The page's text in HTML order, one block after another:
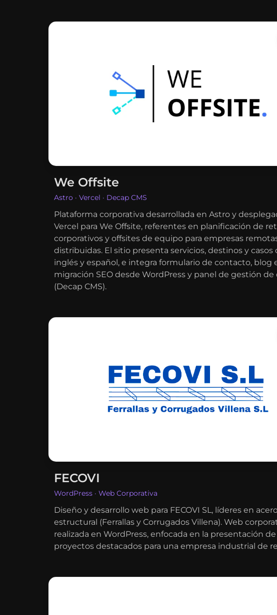
We Offsite
Astro · Vercel · Decap CMS
Plataforma corporativa desarrollada en Astro y
Vercel para We Offsite, referentes en planificación de
corporativos y offsites de equipo para empresas
distribuidas. El sitio presenta servicios, destinos y casos
inglés y español, e integra formulario de contacto, blog
migración SEO desde WordPress y panel de gestión
(Decap CMS).
FECOVI
WordPress · Web Corporativa
Diseño y desarrollo web para FECOVI SL, líderes en
estructural (Ferrallas y Corrugados Villena). Web
realizada en WordPress, enfocada en la presentación
proyectos destacados para una empresa industrial de